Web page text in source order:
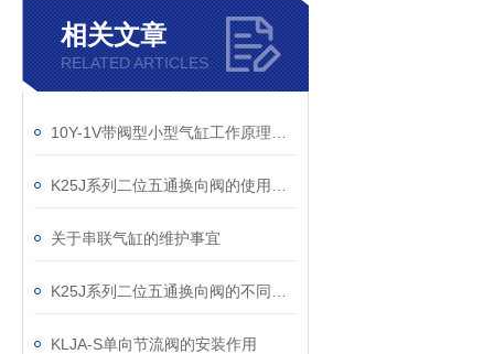
相关文章
RELATED ARTICLES
关于串联气缸的维护事宜
KLJA-S单向节流阀的安装作用